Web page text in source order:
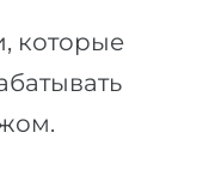
которые